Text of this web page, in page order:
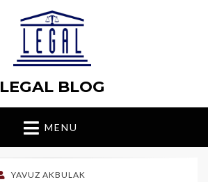
LEGAL BLOG
MENU
YAVUZ AKBULAK